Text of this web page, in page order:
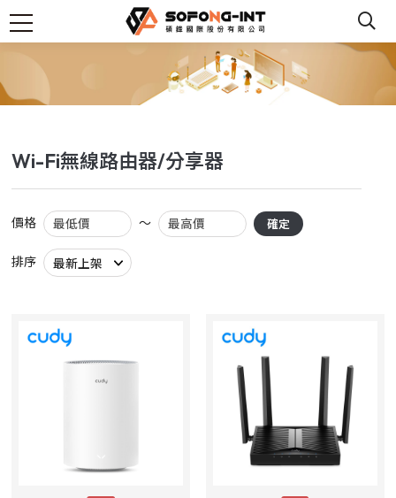
Wi-Fi無線路由器/分享器
價格 ～ 確定
排序